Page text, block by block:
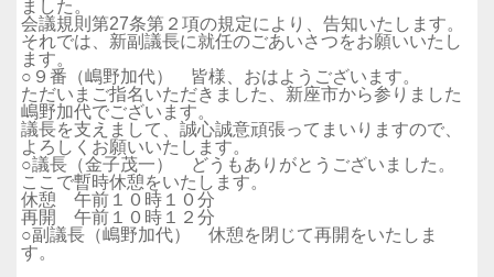
ました。
会議規則第27条第２項の規定により、告知いたします。
それでは、新副議長に就任のごあいさつをお願いいたし
ます。
○９番（嶋野加代） 皆様、おはようございます。
ただいまご指名いただきました、新座市から参りました
嶋野加代でございます。
議長を支えまして、誠心誠意頑張ってまいりますので、
よろしくお願いいたします。
○議長（金子茂一） どうもありがとうございました。
ここで暫時休憩をいたします。
休憩 午前１０時１０分
再開 午前１０時１２分
○副議長（嶋野加代） 休憩を閉じて再開をいたしま
す。